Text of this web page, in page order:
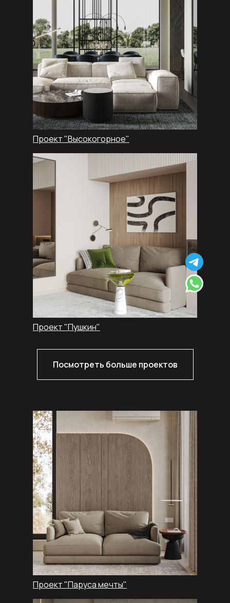
Проект "Пушкин"
Проект "Высокогорное"
Посмотреть больше проектов
Проект "Паруса мечты"